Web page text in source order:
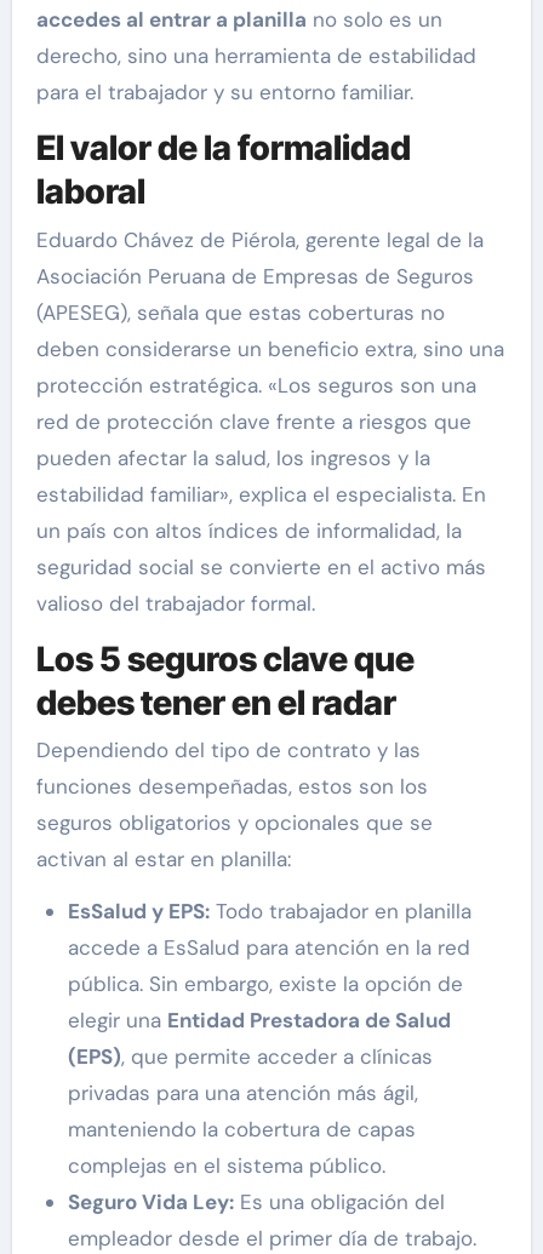
accedes al entrar a planilla no solo es un
derecho, sino una herramienta de estabilidad
para el trabajador y su entorno familiar.
El valor de la formalidad
laboral
Eduardo Chávez de Piérola, gerente legal de la
Asociación Peruana de Empresas de Seguros
(APESEG), señala que estas coberturas no
deben considerarse un beneficio extra, sino una
protección estratégica. «Los seguros son una
red de protección clave frente a riesgos que
pueden afectar la salud, los ingresos y la
estabilidad familiar», explica el especialista. En
un país con altos índices de informalidad, la
seguridad social se convierte en el activo más
valioso del trabajador formal.
Los 5 seguros clave que
debes tener en el radar
Dependiendo del tipo de contrato y las
funciones desempeñadas, estos son los
seguros obligatorios y opcionales que se
activan al estar en planilla:
EsSalud y EPS:Todo trabajador en planilla
accede a EsSalud para atención en la red
pública. Sin embargo, existe la opción de
elegir una Entidad Prestadora de Salud
(EPS), que permite acceder a clínicas
privadas para una atención más ágil,
manteniendo la cobertura de capas
complejas en el sistema público.
Seguro Vida Ley:Es una obligación del
empleador desde el primer día de trabajo.